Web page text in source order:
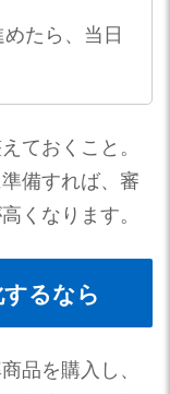
めたら、当日
ておくこと。
備すれば、審
くなります。
るなら
品を購入し、